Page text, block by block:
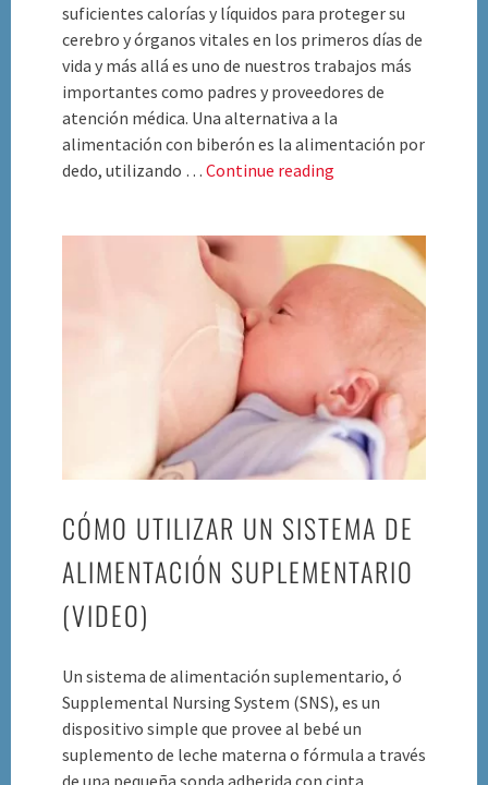
suficientes calorías y líquidos para proteger su
cerebro y órganos vitales en los primeros días de
vida y más allá es uno de nuestros trabajos más
importantes como padres y proveedores de
atención médica. Una alternativa a la
alimentación con biberón es la alimentación por
dedo, utilizando … Continue reading
los
dedos
suplementar
los
recién
nacidos
CÓMO UTILIZAR UN SISTEMA DE
ALIMENTACIÓN SUPLEMENTARIO
(VIDEO)
Un sistema de alimentación suplementario, ó
Supplemental Nursing System (SNS), es un
dispositivo simple que provee al bebé un
suplemento de leche materna o fórmula a través